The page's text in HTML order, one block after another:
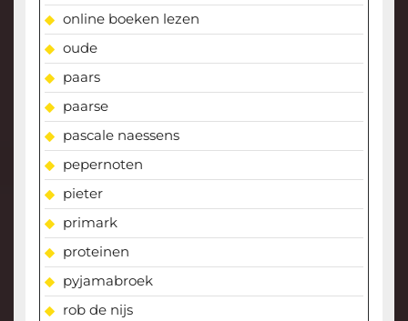
online boeken lezen
oude
paars
paarse
pascale naessens
pepernoten
pieter
primark
proteinen
pyjamabroek
rob de nijs